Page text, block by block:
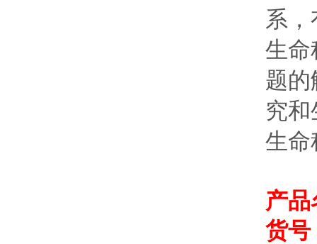
系
生命
题的
究
生命
产品
货号